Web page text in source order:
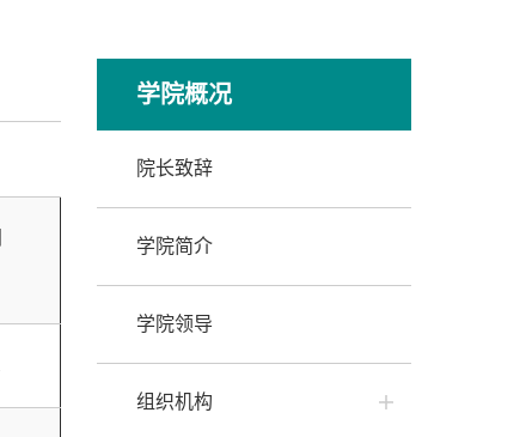
学院概况
院长致辞
学院简介
学院领导
组织机构